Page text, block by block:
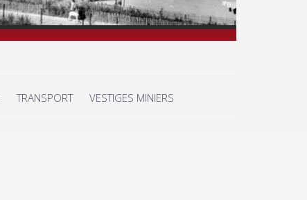
TRANSPORT VESTIGES MINIERS